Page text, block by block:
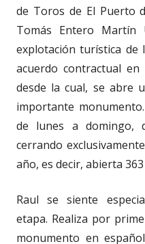
de Toros de El Puerto
Tomás Entero
explotación turística de
acuerdo contractual
desde la cual, se abre
importante
de lunes a domingo,
cerrando
año, es decir, abierta
Raul se siente
etapa. Realiza por
monumento en